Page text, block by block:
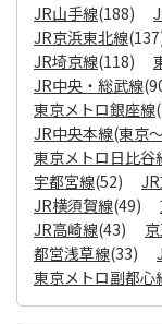
JR山手線(188)
JR京浜東北線
JR埼京線(118)
JR中央・総武線
東京メトロ銀座線
JR中央本線(東京
東京メトロ日比谷
宇都宮線(52)
JR横須賀線(49)
JR高崎線(43)
都営浅草線(33)
東京メトロ副都心